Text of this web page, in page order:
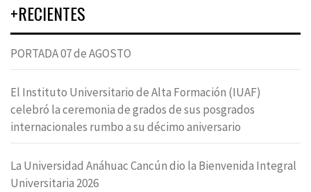
+RECIENTES
PORTADA 07 de AGOSTO
El Instituto Universitario de Alta Formación (IUAF)
celebró la ceremonia de grados de sus posgrados
internacionales rumbo a su décimo aniversario
La Universidad Anáhuac Cancún dio la Bienvenida Integral
Universitaria 2026